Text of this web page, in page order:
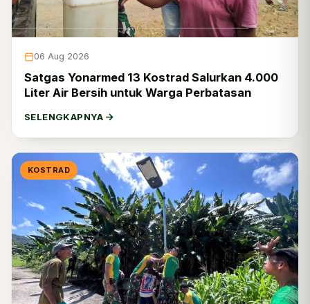
06 Aug 2026
Satgas Yonarmed 13 Kostrad Salurkan 4.000
Liter Air Bersih untuk Warga Perbatasan
SELENGKAPNYA
KOSTRAD